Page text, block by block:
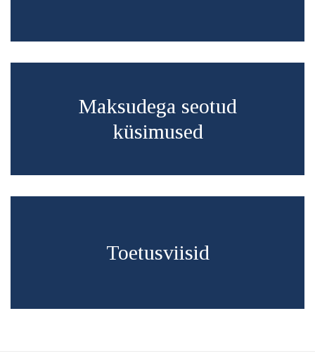
Maksudega seotud
küsimused
Toetusviisid